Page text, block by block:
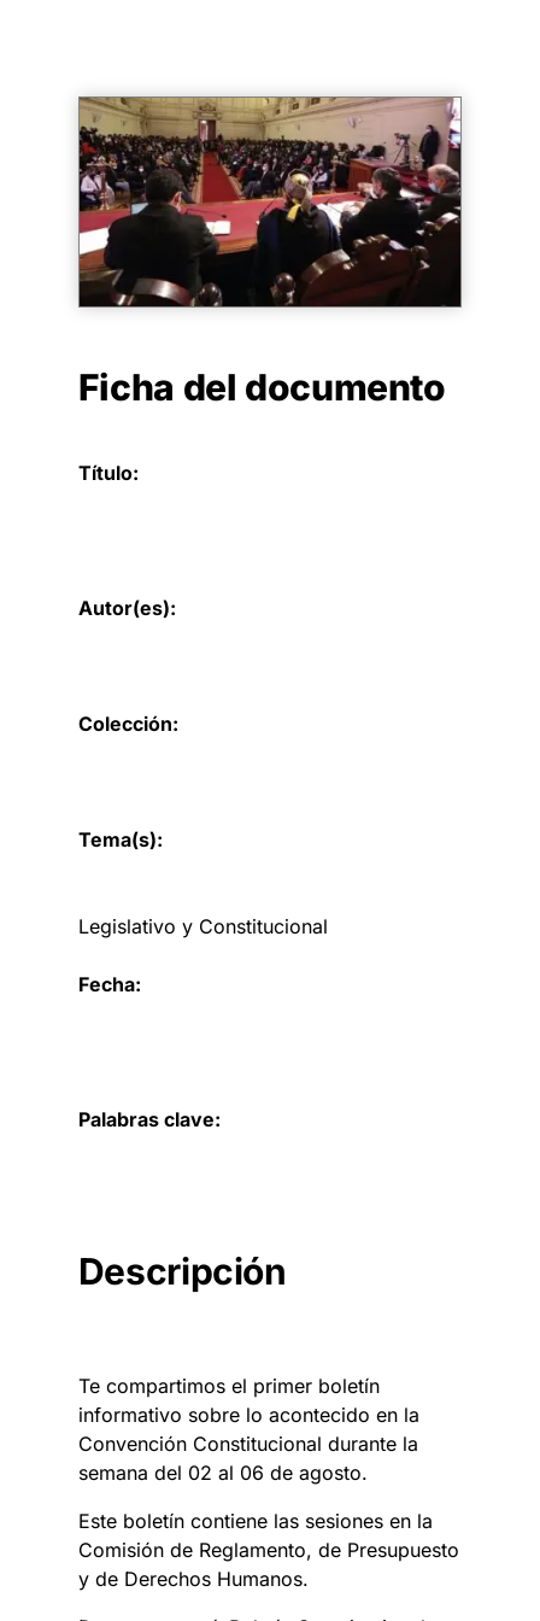
Ficha del documento
Título:
Autor(es):
Colección:
Tema(s):
Legislativo y Constitucional
Fecha:
Palabras clave:
Descripción
Te compartimos el primer boletín
informativo sobre lo acontecido en la
Convención Constitucional durante la
semana del 02 al 06 de agosto.
Este boletín contiene las sesiones en la
Comisión de Reglamento, de Presupuesto
y de Derechos Humanos.